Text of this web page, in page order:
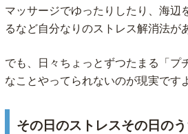
マッサージでゆったりしたり、海辺
るなど自分なりのストレス解消法が
でも、日々ちょっとずつたまる「プ
なことやってられないのが現実です
その日のストレスその日の